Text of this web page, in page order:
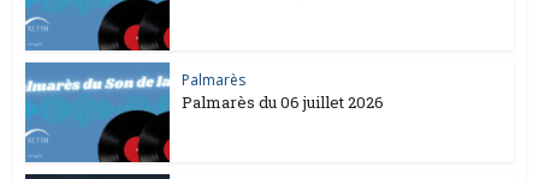
Palmarès
Palmarès du 06 juillet 2026